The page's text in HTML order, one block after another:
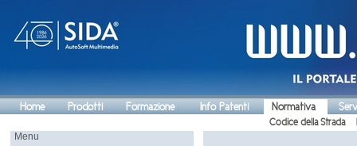
Home Prodotti Formazione Info Patenti Normativa
Codice della Strada
Menu